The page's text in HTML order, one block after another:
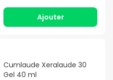
Ajouter
Cumlaude Xeralaude 30
Gel 40 ml